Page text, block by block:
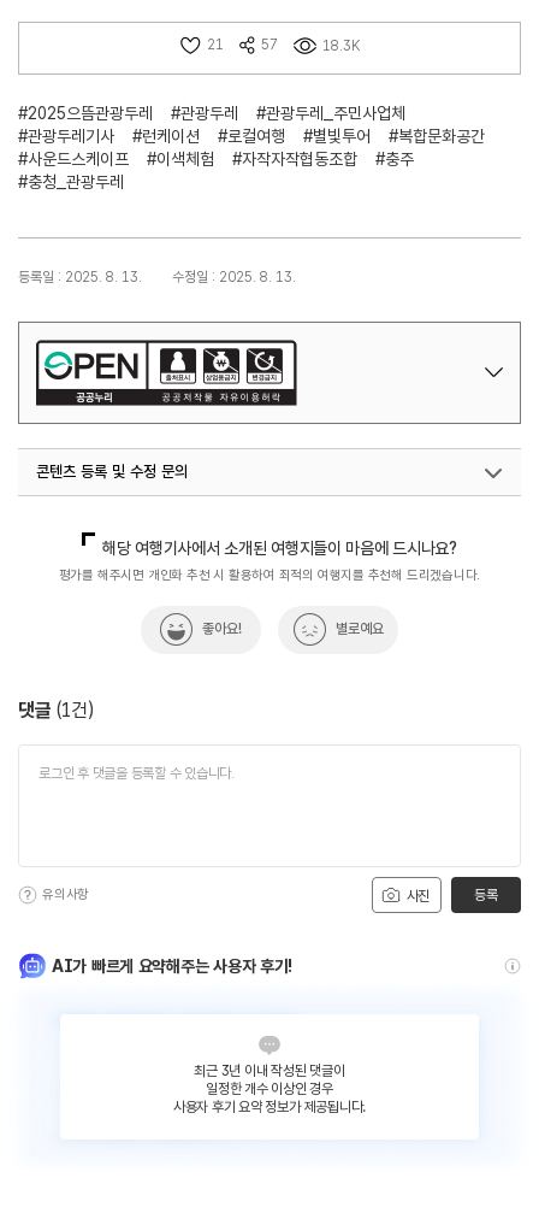
21 57 18.3K
#2025으뜸관광두레 #관광두레
#관광두레_주민사업체
#관광두레기사
#런케이션 #로컬여행 #별빛투어
#복합문화공간
#사운드스케이프
#이색체험 #자작자작협동조합
#충주
#충청_관광두레
등록일 : 2025. 8. 13. 수정일 : 2025. 8. 13.
콘텐츠 등록 및 수정 문의
해당 여행기사에서 소개된 여행지들이 마음에 드시나요?
평가를 해주시면 개인화 추천 시 활용하여 최적의 여행지를 추천해 드리겠습니다.
좋아요! 별로예요
댓글 (1건)
사진
유의사항 등록
AI가 빠르게 요약해주는 사용자 후기!
최근 3년 이내 작성된 댓글이
일정한 개수 이상인 경우
사용자 후기 요약 정보가 제공됩니다.